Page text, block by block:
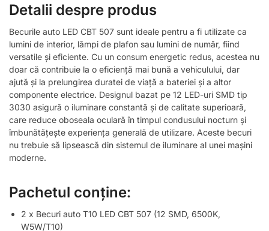
Detalii despre produs
Becurile auto LED CBT 507 sunt ideale pentru a fi utilizate ca
lumini de interior, lămpi de plafon sau lumini de număr, fiind
versatile și eficiente. Cu un consum energetic redus, acestea nu
doar că contribuie la o eficiență mai bună a vehiculului, dar
ajută și la prelungirea duratei de viață a bateriei și a altor
componente electrice. Designul bazat pe 12 LED-uri SMD tip
3030 asigură o iluminare constantă și de calitate superioară,
care reduce oboseala oculară în timpul condusului nocturn și
îmbunătățește experiența generală de utilizare. Aceste becuri
nu trebuie să lipsească din sistemul de iluminare al unei mașini
moderne.
Pachetul conține:
2 x Becuri auto T10 LED CBT 507 (12 SMD, 6500K,
W5W/T10)